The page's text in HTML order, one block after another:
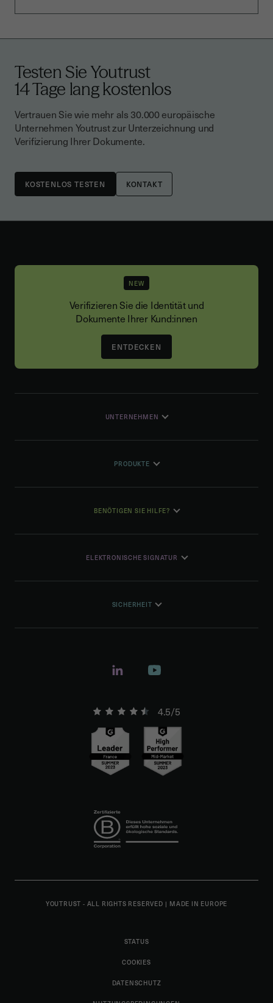
Testen Sie Youtrust
14 Tage lang kostenlos
Vertrauen Sie wie mehr als 30.000 europäische
Unternehmen Youtrust zur Unterzeichnung und
Verifizierung Ihrer Dokumente.
KONTAKT
NEW
Verifizieren Sie die Identität und
Dokumente Ihrer Kund:innen
ENTDECKEN
UNTERNEHMEN
PRODUKTE
BENÖTIGEN SIE HILFE?
ELEKTRONISCHE SIGNATUR
SICHERHEIT
4.5/5
YOUTRUST - ALL RIGHTS RESERVED | MADE IN EUROPE
STATUS
COOKIES
DATENSCHUTZ